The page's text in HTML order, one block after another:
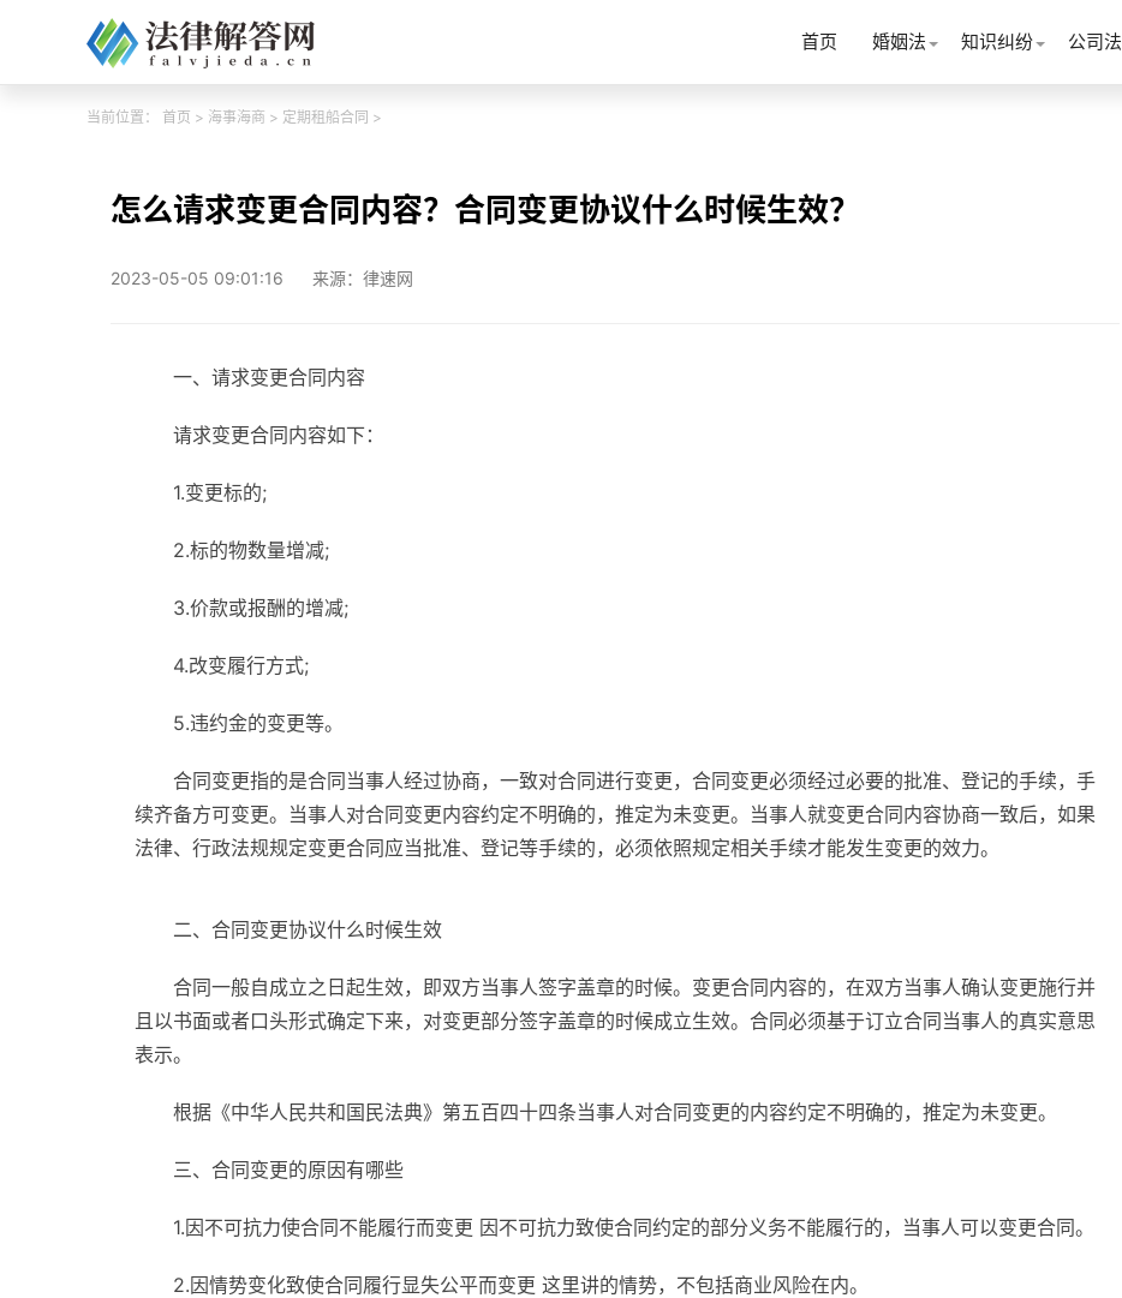
首页 婚姻法 知识纠纷 公司法
当前位置： 首页 > 海事海商 > 定期租船合同 >
怎么请求变更合同内容？合同变更协议什么时候生效？
2023-05-05 09:01:16 来源：律速网
一、请求变更合同内容
请求变更合同内容如下：
1.变更标的;
2.标的物数量增减;
3.价款或报酬的增减;
4.改变履行方式;
5.违约金的变更等。
合同变更指的是合同当事人经过协商，一致对合同进行变更，合同变更必须经过必要的批准、登记的手续，手
续齐备方可变更。当事人对合同变更内容约定不明确的，推定为未变更。当事人就变更合同内容协商一致后，如果
法律、行政法规规定变更合同应当批准、登记等手续的，必须依照规定相关手续才能发生变更的效力。
二、合同变更协议什么时候生效
合同一般自成立之日起生效，即双方当事人签字盖章的时候。变更合同内容的，在双方当事人确认变更施行并
且以书面或者口头形式确定下来，对变更部分签字盖章的时候成立生效。合同必须基于订立合同当事人的真实意思
表示。
根据《中华人民共和国民法典》第五百四十四条当事人对合同变更的内容约定不明确的，推定为未变更。
三、合同变更的原因有哪些
1.因不可抗力使合同不能履行而变更 因不可抗力致使合同约定的部分义务不能履行的，当事人可以变更合同。
2.因情势变化致使合同履行显失公平而变更 这里讲的情势，不包括商业风险在内。